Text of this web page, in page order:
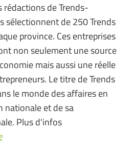
rédactions de Trends-
sélectionnent de 250 Trends
province. Ces entreprises
non seulement une source
mais aussi une réelle
Le titre de Trends
le monde des affaires en
nationale et de sa
Plus d'infos